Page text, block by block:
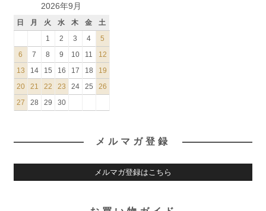
2026年9月
日 月 火 水 木 金
土
1
2 3 4
5
6
7 8 9 10 11
12
13
14 15 16 17 18
19
20
21 22 23 24 25
26
27
28 29 30
メルマガ登録
メルマガ登録はこちら